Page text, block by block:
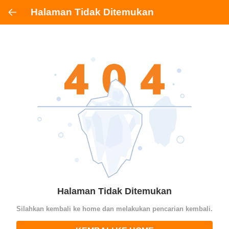
Halaman Tidak Ditemukan
Halaman Tidak Ditemukan
Silahkan kembali ke home dan melakukan pencarian kembali.